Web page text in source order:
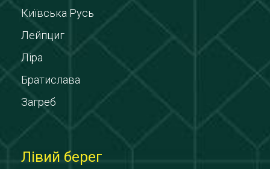
Київська Русь
Лейпциг
Ліра
Братислава
Загреб
Лівий берег